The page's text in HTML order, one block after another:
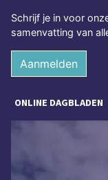
Schrijf je in voor
samenvatting van
Aanmelden
ONLINE DAGBLADEN